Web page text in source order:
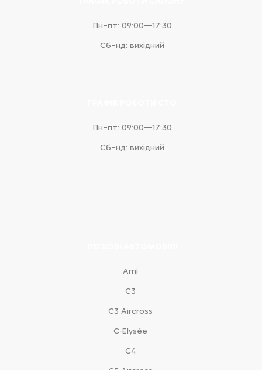
Пн–пт: 09:00—17:30
Сб–нд: вихідний
Пн–пт: 09:00—17:30
Сб–нд: вихідний
Ami
С3
С3 Aircross
C-Elysée
С4